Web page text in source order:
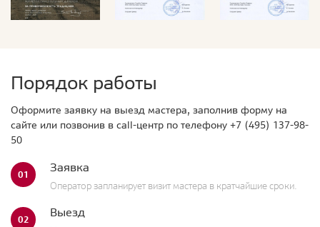
Порядок работы
Оформите заявку на выезд мастера, заполнив форму на
сайте или позвонив в call-центр по телефону +7 (495) 137-98-
50
01 Заявка
Оператор запланирует визит мастера в кратчайшие сроки.
02 Выезд